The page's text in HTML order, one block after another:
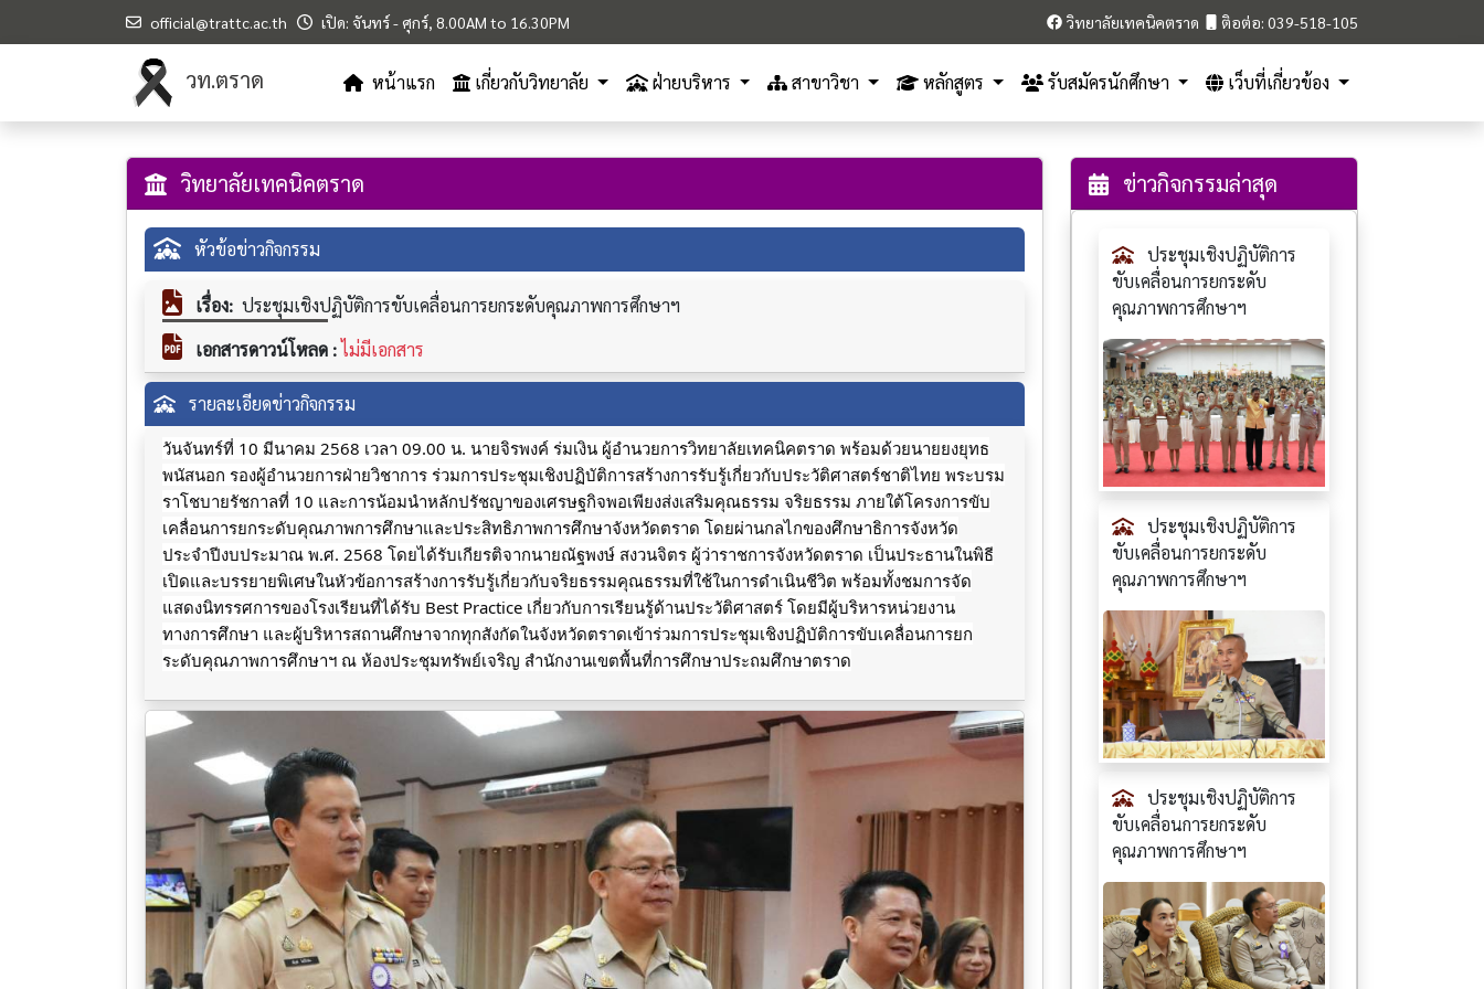
official@trattc.ac.th เปิด: จันทร์ - ศุกร์, 8.00AM to 16.30PM วิทยาลัยเทคนิคตราด ติอต่อ: 039-518-105
วท.ตราด หน้าแรก เกี่ยวกับวิทยาลัย ฝ่ายบริหาร สาขาวิชา หลักสูตร รับสมัครนักศึกษา เว็บที่เกี่ยวข้อง
วิทยาลัยเทคนิคตราด
หัวข้อข่าวกิจกรรม
เรื่อง: ประชุมเชิงปฏิบัติการขับเคลื่อนการยกระดับคุณภาพการศึกษาฯ
เอกสารดาวน์โหลด :ไม่มีเอกสาร
รายละเอียดข่าวกิจกรรม
วันจันทร์ที่ 10 มีนาคม 2568 เวลา 09.00 น. นายจิรพงค์ ร่มเงิน ผู้อำนวยการวิทยาลัยเทคนิคตราด พร้อมด้วยนายยงยุทธ
พนัสนอก รองผู้อำนวยการฝ่ายวิชาการ ร่วมการประชุมเชิงปฏิบัติการสร้างการรับรู้เกี่ยวกับประวัติศาสตร์ชาติไทย พระบรม
ราโชบายรัชกาลที่ 10 และการน้อมนำหลักปรัชญาของเศรษฐกิจพอเพียงส่งเสริมคุณธรรม จริยธรรม ภายใต้โครงการขับ
เคลื่อนการยกระดับคุณภาพการศึกษาและประสิทธิภาพการศึกษาจังหวัดตราด โดยผ่านกลไกของศึกษาธิการจังหวัด
ประจำปีงบประมาณ พ.ศ. 2568 โดยได้รับเกียรติจากนายณัฐพงษ์ สงวนจิตร ผู้ว่าราชการจังหวัดตราด เป็นประธานในพิธี
เปิดและบรรยายพิเศษในหัวข้อการสร้างการรับรู้เกี่ยวกับจริยธรรมคุณธรรมที่ใช้ในการดำเนินชีวิต พร้อมทั้งชมการจัด
แสดงนิทรรศการของโรงเรียนที่ได้รับ Best Practice เกี่ยวกับการเรียนรู้ด้านประวัติศาสตร์ โดยมีผู้บริหารหน่วยงาน
ทางการศึกษา และผู้บริหารสถานศึกษาจากทุกสังกัดในจังหวัดตราดเข้าร่วมการประชุมเชิงปฏิบัติการขับเคลื่อนการยก
ระดับคุณภาพการศึกษาฯ ณ ห้องประชุมทรัพย์เจริญ สำนักงานเขตพื้นที่การศึกษาประถมศึกษาตราด
ข่าวกิจกรรมล่าสุด
ประชุมเชิงปฏิบัติการ
ขับเคลื่อนการยกระดับ
คุณภาพการศึกษาฯ
ประชุมเชิงปฏิบัติการ
ขับเคลื่อนการยกระดับ
คุณภาพการศึกษาฯ
ประชุมเชิงปฏิบัติการ
ขับเคลื่อนการยกระดับ
คุณภาพการศึกษาฯ